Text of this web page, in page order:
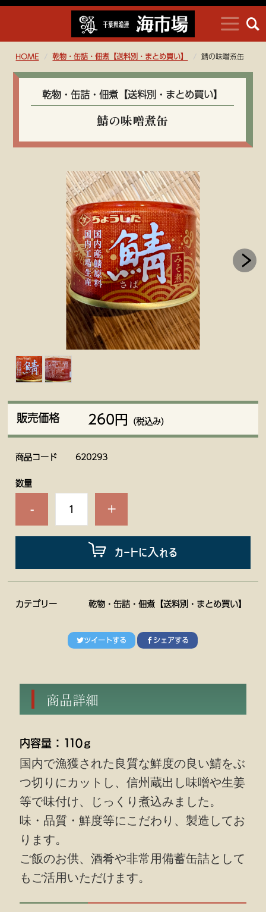
HOME 乾物・缶詰・佃煮【送料別・まとめ買い】 鯖の味噌煮缶
乾物・缶詰・佃煮【送料別・まとめ買い】
鯖の味噌煮缶
販売価格 260円 （税込み）
商品コード
620293
数量
- +
カートに入れる
カテゴリー 乾物・缶詰・佃煮【送料別・まとめ買い】
ツイートする シェアする
商品詳細
内容量 ： １１０ｇ
国内で漁獲された良質な鮮度の良い鯖をぶ
つ切りにカットし、信州蔵出し味噌や生姜
等で味付け、じっくり煮込みました。
味・品質・鮮度等にこだわり、製造してお
ります。
ご飯のお供、酒肴や非常用備蓄缶詰として
もご活用いただけます。